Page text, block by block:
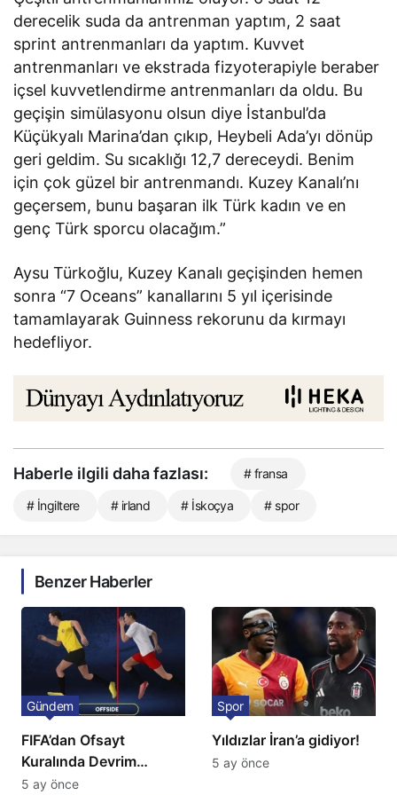
derecelik suda da antrenman yaptım, 2 saat
sprint antrenmanları da yaptım. Kuvvet
antrenmanları ve ekstrada fizyoterapiyle beraber
içsel kuvvetlendirme antrenmanları da oldu. Bu
geçişin simülasyonu olsun diye İstanbul’da
Küçükyalı Marina’dan çıkıp, Heybeli Ada’yı dönüp
geri geldim. Su sıcaklığı 12,7 dereceydi. Benim
için çok güzel bir antrenmandı. Kuzey Kanalı’nı
geçersem, bunu başaran ilk Türk kadın ve en
genç Türk sporcu olacağım.”
Aysu Türkoğlu, Kuzey Kanalı geçişinden hemen
sonra “7 Oceans” kanallarını 5 yıl içerisinde
tamamlayarak Guinness rekorunu da kırmayı
hedefliyor.
Haberle ilgili daha fazlası: # fransa
# İngiltere # irland # İskoçya # spor
Benzer Haberler
FIFA’dan Ofsayt
Kuralında Devrim
Niteliğinde Onay
Gündem
5 ay önce
Yıldızlar İran’a gidiyor!
Spor
5 ay önce